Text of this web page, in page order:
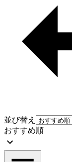
並び替え
おすすめ順